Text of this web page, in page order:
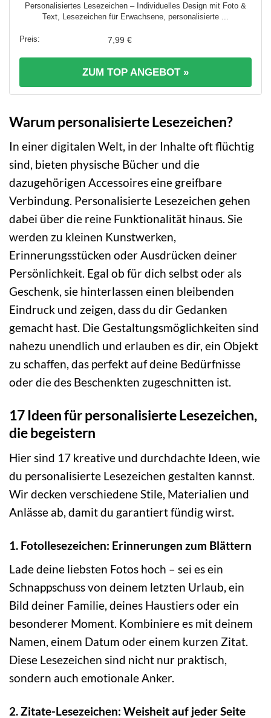
Personalisiertes Lesezeichen – Individuelles Design mit Foto &
Text, Lesezeichen für Erwachsene, personalisierte ...
7,99 €
ZUM TOP ANGEBOT »
Warum personalisierte Lesezeichen?
In einer digitalen Welt, in der Inhalte oft flüchtig
sind, bieten physische Bücher und die
dazugehörigen Accessoires eine greifbare
Verbindung. Personalisierte Lesezeichen gehen
dabei über die reine Funktionalität hinaus. Sie
werden zu kleinen Kunstwerken,
Erinnerungsstücken oder Ausdrücken deiner
Persönlichkeit. Egal ob für dich selbst oder als
Geschenk, sie hinterlassen einen bleibenden
Eindruck und zeigen, dass du dir Gedanken
gemacht hast. Die Gestaltungsmöglichkeiten sind
nahezu unendlich und erlauben es dir, ein Objekt
zu schaffen, das perfekt auf deine Bedürfnisse
oder die des Beschenkten zugeschnitten ist.
17 Ideen für personalisierte Lesezeichen,
die begeistern
Hier sind 17 kreative und durchdachte Ideen, wie
du personalisierte Lesezeichen gestalten kannst.
Wir decken verschiedene Stile, Materialien und
Anlässe ab, damit du garantiert fündig wirst.
1. Fotollesezeichen: Erinnerungen zum Blättern
Lade deine liebsten Fotos hoch – sei es ein
Schnappschuss von deinem letzten Urlaub, ein
Bild deiner Familie, deines Haustiers oder ein
besonderer Moment. Kombiniere es mit deinem
Namen, einem Datum oder einem kurzen Zitat.
Diese Lesezeichen sind nicht nur praktisch,
sondern auch emotionale Anker.
2. Zitate-Lesezeichen: Weisheit auf jeder Seite